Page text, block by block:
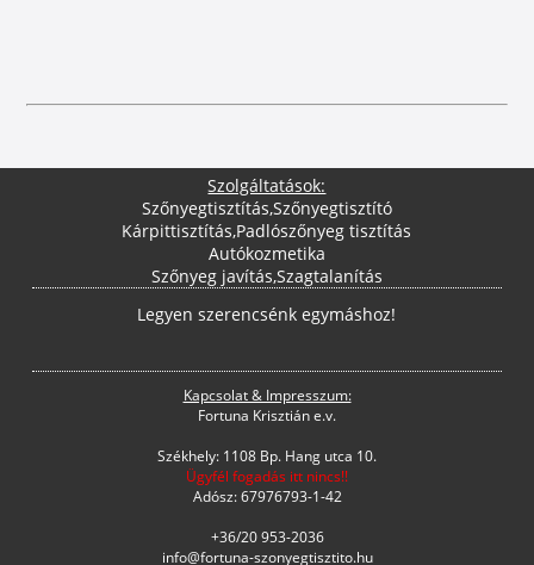
Szolgáltatások:
Szőnyegtisztítás,Szőnyegtisztító
Kárpittisztítás,Padlószőnyeg tisztítás
Autókozmetika
Szőnyeg javítás,Szagtalanítás
Legyen szerencsénk egymáshoz!
Kapcsolat & Impresszum:
Fortuna Krisztián e.v.
Székhely: 1108 Bp. Hang utca 10.
Ügyfél fogadás itt nincs!!
Adósz: 67976793-1-42
+36/20 953-2036
info@fortuna-szonyegtisztito.hu